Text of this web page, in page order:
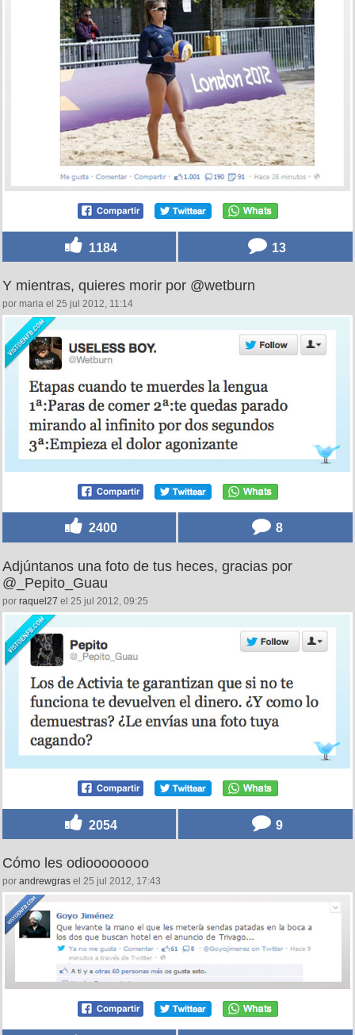
1184 13
Y mientras, quieres morir por @wetburn
por maria el 25 jul 2012, 11:14
2400 8
Adjúntanos una foto de tus heces, gracias por
@_Pepito_Guau
por raquel27 el 25 jul 2012, 09:25
2054 9
Cómo les odioooooooo
por andrewgras el 25 jul 2012, 17:43